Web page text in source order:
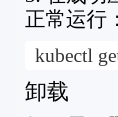
正常运行：
kubectl
卸载